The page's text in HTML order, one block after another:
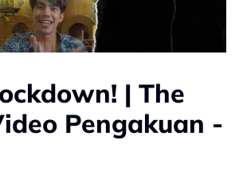
| The
Pengakuan -